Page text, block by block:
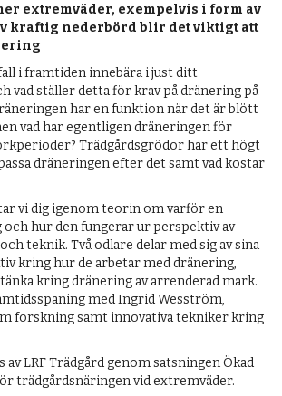
extremväder, exempelvis i form av
kraftig nederbörd blir det viktigt att
i framtiden innebära i just ditt
vad ställer detta för krav på dränering på
har en funktion när det är blött
vad har egentligen dräneringen för
Trädgårdsgrödor har ett högt
dräneringen efter det samt vad kostar
vi dig igenom teorin om varför en
hur den fungerar ur perspektiv av
teknik. Två odlare delar med sig av sina
kring hur de arbetar med dränering,
kring dränering av arrenderad mark.
med Ingrid Wesström,
forskning samt innovativa tekniker kring
LRF Trädgård genom satsningen Ökad
trädgårdsnäringen vid extremväder.